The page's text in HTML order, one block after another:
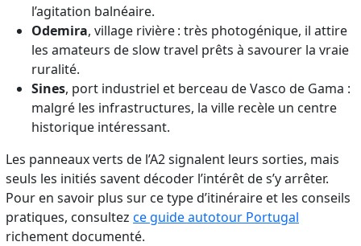
l’agitation balnéaire.
Odemira, village rivière : très photogénique, il attire
les amateurs de slow travel prêts à savourer la vraie
ruralité.
Sines, port industriel et berceau de Vasco de Gama :
malgré les infrastructures, la ville recèle un centre
historique intéressant.
Les panneaux verts de l’A2 signalent leurs sorties, mais
seuls les initiés savent décoder l’intérêt de s’y arrêter.
Pour en savoir plus sur ce type d’itinéraire et les conseils
pratiques, consultezce guide autotour Portugal
richement documenté.